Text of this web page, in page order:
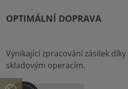
OPTIMÁLNÍ DOPRAVA
Vynikající zpracování zásilek
skladovým operacím.